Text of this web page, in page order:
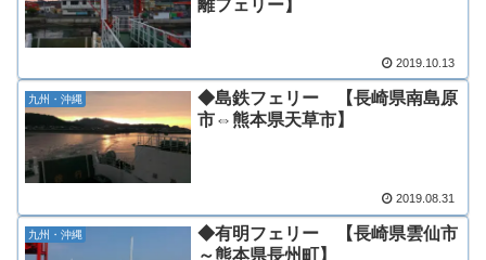
離フェリー】
2019.10.13
九州・沖縄
◆島鉄フェリー 【長崎県南島原
市⇔熊本県天草市】
2019.08.31
九州・沖縄
◆有明フェリー 【長崎県雲仙市
～熊本県長州町】